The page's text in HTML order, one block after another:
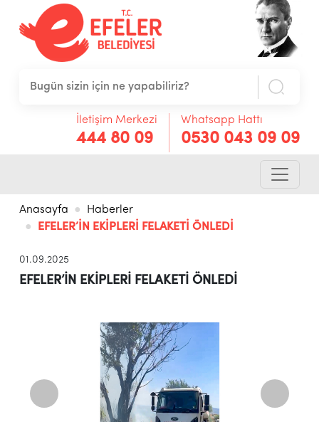
İletişim Merkezi
444 80 09
Whatsapp Hattı
0530 043 09 09
Anasayfa
Haberler
EFELER’İN EKİPLERİ FELAKETİ ÖNLEDİ
01.09.2025
EFELER’İN EKİPLERİ FELAKETİ ÖNLEDİ